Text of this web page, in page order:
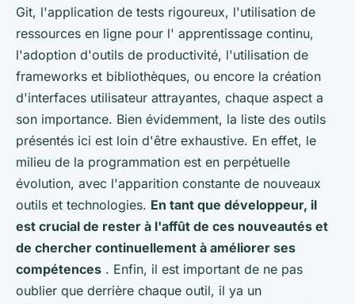
Git, l'application de tests rigoureux, l'utilisation de
ressources en ligne pour l' apprentissage continu,
l'adoption d'outils de productivité, l'utilisation de
frameworks et bibliothèques, ou encore la création
d'interfaces utilisateur attrayantes, chaque aspect a
son importance. Bien évidemment, la liste des outils
présentés ici est loin d'être exhaustive. En effet, le
milieu de la programmation est en perpétuelle
évolution, avec l'apparition constante de nouveaux
outils et technologies. En tant que développeur, il
est crucial de rester à l'affût de ces nouveautés et
de chercher continuellement à améliorer ses
compétences . Enfin, il est important de ne pas
oublier que derrière chaque outil, il ya un